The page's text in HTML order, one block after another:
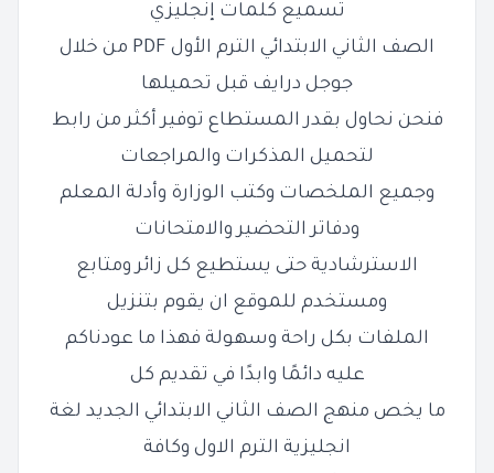
تسميع كلمات إنجليزي
الصف الثاني الابتدائي الترم الأول PDF من خلال
جوجل درايف قبل تحميلها
فنحن نحاول بقدر المستطاع توفير أكثر من رابط
لتحميل المذكرات والمراجعات
وجميع الملخصات وكتب الوزارة وأدلة المعلم
ودفاتر التحضير والامتحانات
الاسترشادية حتى يستطيع كل زائر ومتابع
ومستخدم للموقع ان يقوم بتنزيل
الملفات بكل راحة وسهولة فهذا ما عودناكم
عليه دائمًا وابدًا في تقديم كل
ما يخص منهج الصف الثاني الابتدائي الجديد لغة
انجليزية الترم الاول وكافة